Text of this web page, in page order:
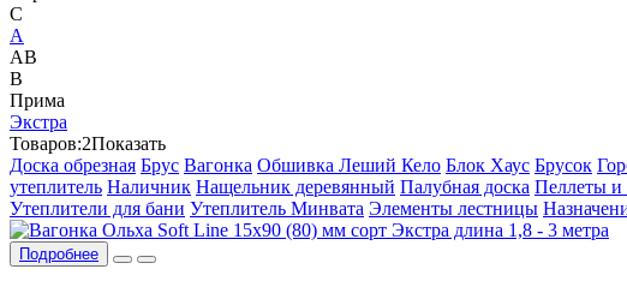
C
А
АВ
В
Прима
Экстра
Товаров:2Показать
Доска обрезная Брус Вагонка Обшивка Леший Кело Блок Хаус Брусок
утеплитель Наличник Нащельник деревянный Палубная доска Пеллеты и
Утеплители для бани Утеплитель Минвата Элементы лестницы
Подробнее